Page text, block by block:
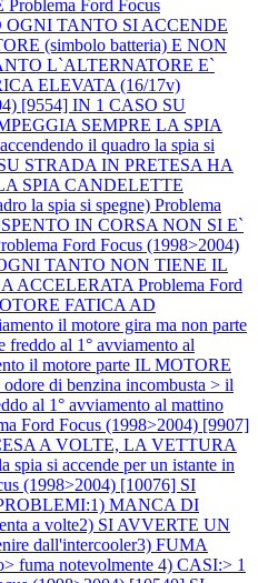
Problema Ford Focus
OGNI TANTO SI ACCENDE
(simbolo batteria) E NON
L`ALTERNATORE E`
ELEVATA (16/17v)
[9554] IN 1 CASO SU
SEMPRE LA SPIA
il quadro la spia si
STRADA IN PRETESA HA
SPIA CANDELETTE
la spia si spegne) Problema
IN CORSA NON SI E`
Ford Focus (1998>2004)
TANTO NON TIENE IL
ACCELERATA Problema Ford
FATICA AD
il motore gira ma non parte
freddo al 1° avviamento al
il motore parte IL MOTORE
di benzina incombusta > il
al 1° avviamento al mattino
Ford Focus (1998>2004) [9907]
A VOLTE, LA VETTURA
si accende per un istante in
(1998>2004) [10076] SI
MANCA DI
a volte2) SI AVVERTE UN
dall'intercooler3) FUMA
fuma notevolmente 4) CASI:> 1